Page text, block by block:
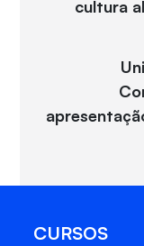
cultura
CURSOS